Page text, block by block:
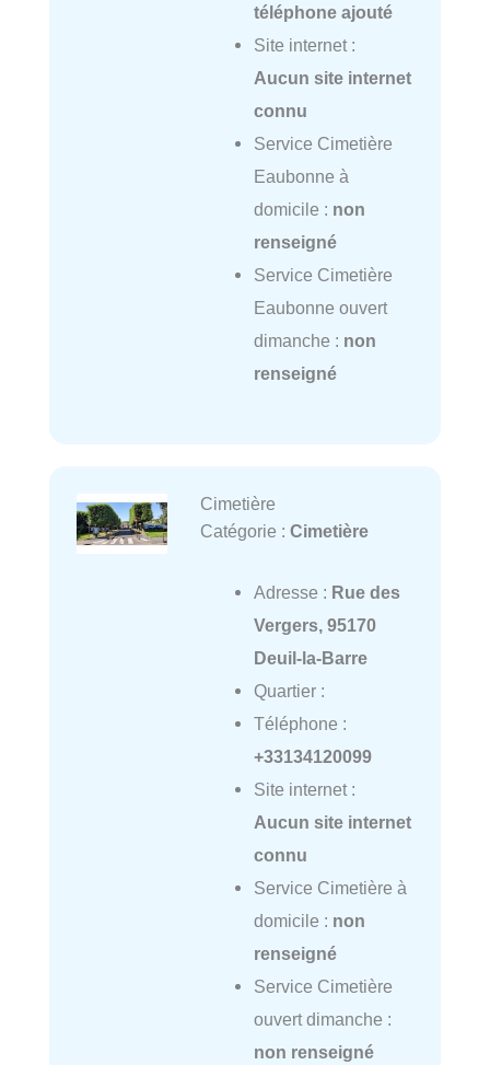
téléphone ajouté
Site internet :
Aucun site internet
connu
Service Cimetière
Eaubonne à
domicile : non
renseigné
Service Cimetière
Eaubonne ouvert
dimanche : non
renseigné
Cimetière
Catégorie : Cimetière
Adresse : Rue des
Vergers, 95170
Deuil-la-Barre
Quartier :
Téléphone :
+33134120099
Site internet :
Aucun site internet
connu
Service Cimetière à
domicile : non
renseigné
Service Cimetière
ouvert dimanche :
non renseigné